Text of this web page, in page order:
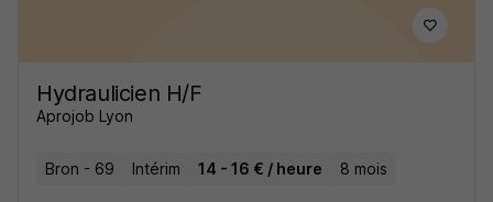
Hydraulicien H/F
Aprojob Lyon
Bron - 69 Intérim 14 - 16 € / heure 8 mois